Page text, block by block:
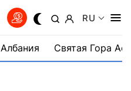
RU
Албания Святая Гора